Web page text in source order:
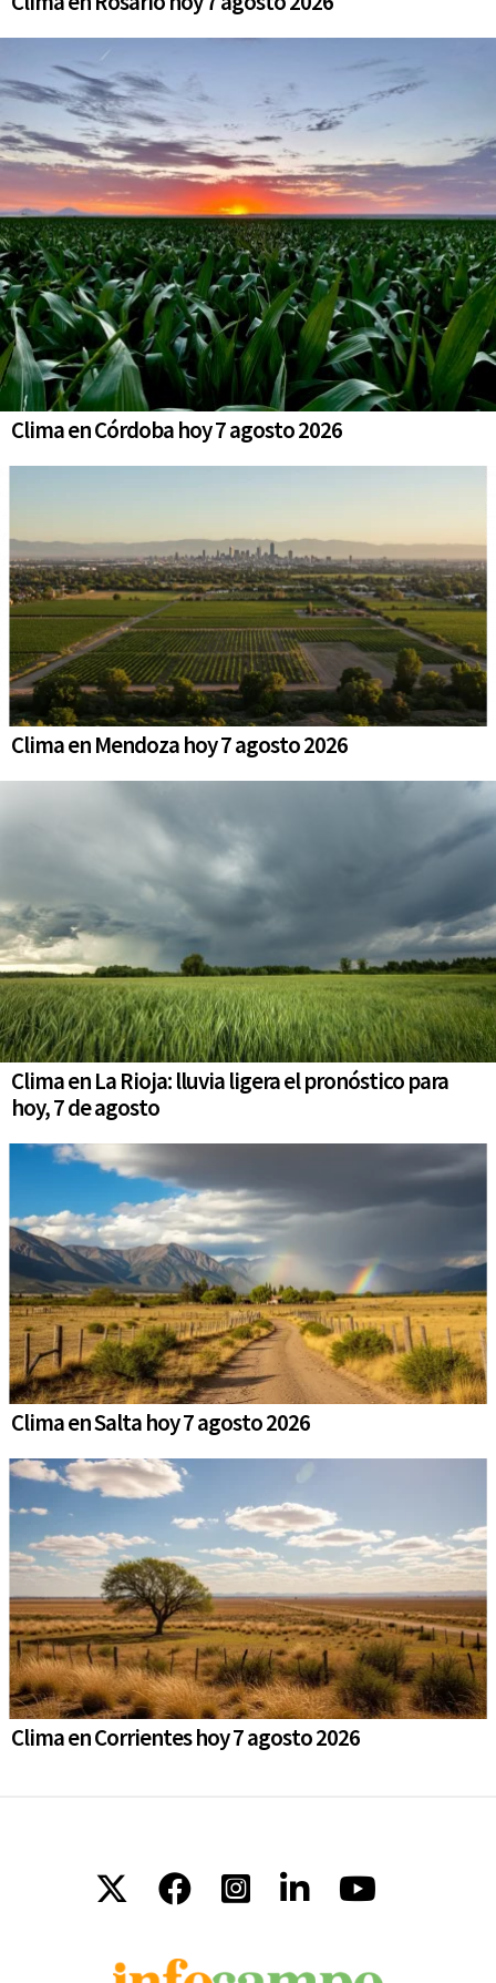
Clima en Córdoba hoy 7 agosto 2026
Clima en Mendoza hoy 7 agosto 2026
Clima en La Rioja: lluvia ligera el pronóstico para
hoy, 7 de agosto
Clima en Salta hoy 7 agosto 2026
Clima en Corrientes hoy 7 agosto 2026